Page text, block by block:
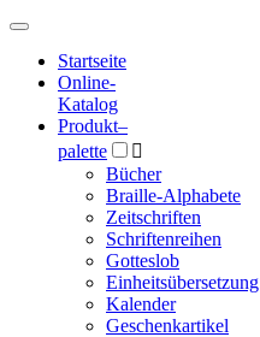
Hauptmenü
Hauptmenü
Startseite
Online-
Katalog
Produkt–
palette

Bücher
Braille-Alphabete
Zeitschriften
Schriftenreihen
Gotteslob
Einheitsübersetzung
Kalender
Geschenkartikel